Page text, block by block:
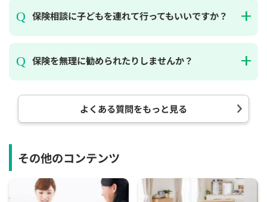
保険相談に子どもを連れて行ってもいいですか？
保険を無理に勧められたりしませんか？
よくある質問をもっと見る
その他のコンテンツ